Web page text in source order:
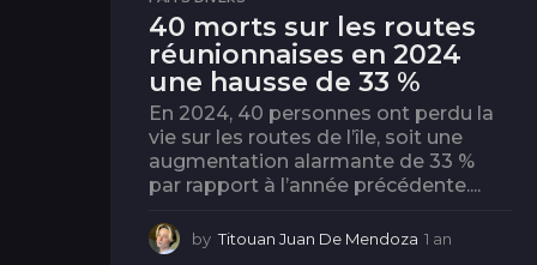
40 morts sur les routes
réunionnaises en 2024
une hausse de 33 %
En 2024, 40 personnes ont perdu la
vie sur les routes de l’île, soit une
augmentation alarmante de 33 %
par rapport à l’année précédente....
by Titouan Juan De Mendoza 1 an